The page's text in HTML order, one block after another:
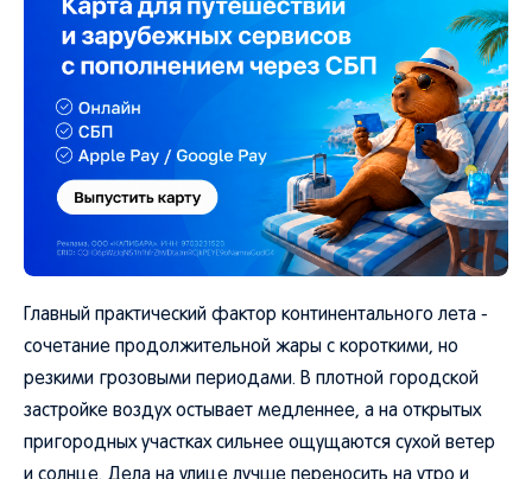
Главный практический фактор континентального лета -
сочетание продолжительной жары с короткими, но
резкими грозовыми периодами. В плотной городской
застройке воздух остывает медленнее, а на открытых
пригородных участках сильнее ощущаются сухой ветер
и солнце. Дела на улице лучше переносить на утро и